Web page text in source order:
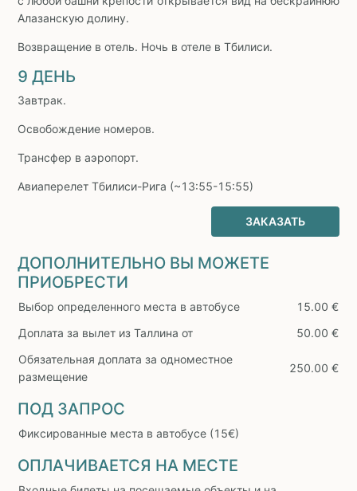
Алазанскую долину.
Возвращение в отель. Ночь в отеле в Тбилиси.
9 ДЕНЬ
Завтрак.
Освобождение номеров.
Трансфер в аэропорт.
Авиаперелет Тбилиси-Рига (~13:55-15:55)
ЗАКАЗАТЬ
ДОПОЛНИТЕЛЬНО ВЫ МОЖЕТЕ
ПРИОБРЕСТИ
Выбор определенного места в автобусе
15.00 €
Доплата за вылет из Таллина от
50.00 €
Обязательная доплата за одноместное
размещение
250.00 €
ПОД ЗАПРОС
Фиксированные места в автобусе (15€)
ОПЛАЧИВАЕТСЯ НА МЕСТЕ